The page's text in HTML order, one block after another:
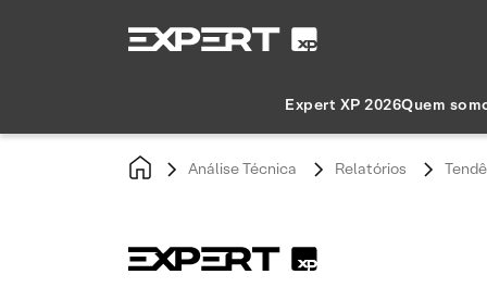
Expert XP 2026Quem
Análise Técnica Relatórios